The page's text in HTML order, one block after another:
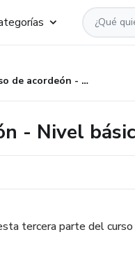
Curso de acordeón - Nivel básico (Módulo 3)
- Nivel
tercera parte del